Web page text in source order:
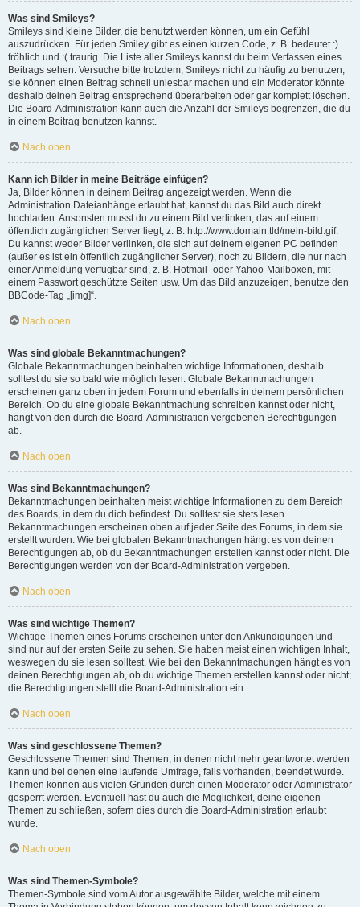
Was sind Smileys?
Smileys sind kleine Bilder, die benutzt werden können, um ein Gefühl
auszudrücken. Für jeden Smiley gibt es einen kurzen Code, z. B. bedeutet :)
fröhlich und :( traurig. Die Liste aller Smileys kannst du beim Verfassen eines
Beitrags sehen. Versuche bitte trotzdem, Smileys nicht zu häufig zu benutzen,
sie können einen Beitrag schnell unlesbar machen und ein Moderator könnte
deshalb deinen Beitrag entsprechend überarbeiten oder gar komplett löschen.
Die Board-Administration kann auch die Anzahl der Smileys begrenzen, die du
in einem Beitrag benutzen kannst.
Nach oben
Kann ich Bilder in meine Beiträge einfügen?
Ja, Bilder können in deinem Beitrag angezeigt werden. Wenn die
Administration Dateianhänge erlaubt hat, kannst du das Bild auch direkt
hochladen. Ansonsten musst du zu einem Bild verlinken, das auf einem
öffentlich zugänglichen Server liegt, z. B. http://www.domain.tld/mein-bild.gif.
Du kannst weder Bilder verlinken, die sich auf deinem eigenen PC befinden
(außer es ist ein öffentlich zugänglicher Server), noch zu Bildern, die nur nach
einer Anmeldung verfügbar sind, z. B. Hotmail- oder Yahoo-Mailboxen, mit
einem Passwort geschützte Seiten usw. Um das Bild anzuzeigen, benutze den
BBCode-Tag „[img]“.
Nach oben
Was sind globale Bekanntmachungen?
Globale Bekanntmachungen beinhalten wichtige Informationen, deshalb
solltest du sie so bald wie möglich lesen. Globale Bekanntmachungen
erscheinen ganz oben in jedem Forum und ebenfalls in deinem persönlichen
Bereich. Ob du eine globale Bekanntmachung schreiben kannst oder nicht,
hängt von den durch die Board-Administration vergebenen Berechtigungen
ab.
Nach oben
Was sind Bekanntmachungen?
Bekanntmachungen beinhalten meist wichtige Informationen zu dem Bereich
des Boards, in dem du dich befindest. Du solltest sie stets lesen.
Bekanntmachungen erscheinen oben auf jeder Seite des Forums, in dem sie
erstellt wurden. Wie bei globalen Bekanntmachungen hängt es von deinen
Berechtigungen ab, ob du Bekanntmachungen erstellen kannst oder nicht. Die
Berechtigungen werden von der Board-Administration vergeben.
Nach oben
Was sind wichtige Themen?
Wichtige Themen eines Forums erscheinen unter den Ankündigungen und
sind nur auf der ersten Seite zu sehen. Sie haben meist einen wichtigen Inhalt,
weswegen du sie lesen solltest. Wie bei den Bekanntmachungen hängt es von
deinen Berechtigungen ab, ob du wichtige Themen erstellen kannst oder nicht;
die Berechtigungen stellt die Board-Administration ein.
Nach oben
Was sind geschlossene Themen?
Geschlossene Themen sind Themen, in denen nicht mehr geantwortet werden
kann und bei denen eine laufende Umfrage, falls vorhanden, beendet wurde.
Themen können aus vielen Gründen durch einen Moderator oder Administrator
gesperrt werden. Eventuell hast du auch die Möglichkeit, deine eigenen
Themen zu schließen, sofern dies durch die Board-Administration erlaubt
wurde.
Nach oben
Was sind Themen-Symbole?
Themen-Symbole sind vom Autor ausgewählte Bilder, welche mit einem